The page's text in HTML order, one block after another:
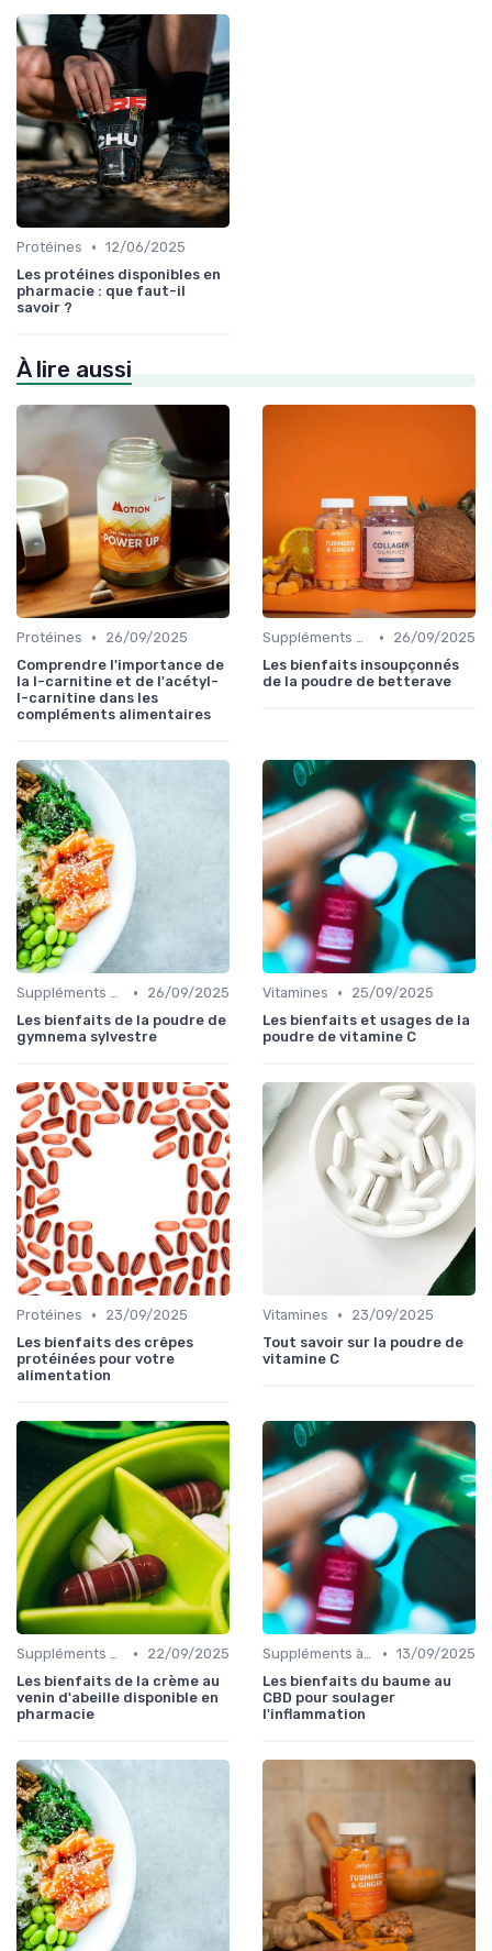
Protéines • 12/06/2025
Les protéines disponibles en
pharmacie : que faut-il
savoir ?
À lire aussi
Protéines •
26/09/2025
Comprendre l'importance de
la l-carnitine et de l'acétyl-
l-carnitine dans les
compléments alimentaires
Suppléments à base de plantes •
26/09/2025
Les bienfaits insoupçonnés
de la poudre de betterave
Suppléments à base de plantes •
26/09/2025
Les bienfaits de la poudre de
gymnema sylvestre
Vitamines •
25/09/2025
Les bienfaits et usages de la
poudre de vitamine C
Protéines •
23/09/2025
Les bienfaits des crêpes
protéinées pour votre
alimentation
Vitamines •
23/09/2025
Tout savoir sur la poudre de
vitamine C
Suppléments à base de plantes •
22/09/2025
Les bienfaits de la crème au
venin d'abeille disponible en
pharmacie
Suppléments à base de plantes • 13/09/2025
Les bienfaits du baume au
CBD pour soulager
l'inflammation